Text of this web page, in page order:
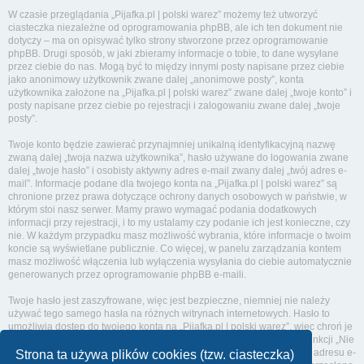
Strona ta używa plików cookies (tzw. ciasteczka)
W czasie przeglądania „Pijafka.pl | polski warez” możemy też utworzyć
ciasteczka niezależne od oprogramowania phpBB, ale ich ten dokument nie
dotyczy – ma on opisywać tylko strony stworzone przez oprogramowanie
phpBB. Drugi sposób, w jaki zbieramy informacje o tobie, to dane wysyłane
przez ciebie do nas. Mogą być to między innymi posty napisane przez ciebie
jako anonimowy użytkownik zwane dalej „anonimowe posty”, konta
użytkownika założone na „Pijafka.pl | polski warez” zwane dalej „twoje konto” i
posty napisane przez ciebie po rejestracji i zalogowaniu zwane dalej „twoje
posty”.
Twoje konto będzie zawierać przynajmniej unikalną identyfikacyjną nazwę
zwaną dalej „twoja nazwa użytkownika”, hasło używane do logowania zwane
dalej „twoje hasło” i osobisty aktywny adres e-mail zwany dalej „twój adres e-
mail”. Informacje podane dla twojego konta na „Pijafka.pl | polski warez” są
chronione przez prawa dotyczące ochrony danych osobowych w państwie, w
którym stoi nasz serwer. Mamy prawo wymagać podania dodatkowych
informacji przy rejestracji, i to my ustalamy czy podanie ich jest konieczne, czy
nie. W każdym przypadku masz możliwość wybrania, które informacje o twoim
koncie są wyświetlane publicznie. Co więcej, w panelu zarządzania kontem
masz możliwość włączenia lub wyłączenia wysyłania do ciebie automatycznie
generowanych przez oprogramowanie phpBB e-maili.
Twoje hasło jest zaszyfrowane, więc jest bezpieczne, niemniej nie należy
używać tego samego hasła na różnych witrynach internetowych. Hasło to
umożliwia dostęp do twojego konta na „Pijafka.pl | polski warez”, więc chroń je
. Jeśli je zapomnisz, użyj funkcji „Nie
pamiętam hasła”. Witryna poprosi cię o podanie nazwy użytkownika i adresu e-